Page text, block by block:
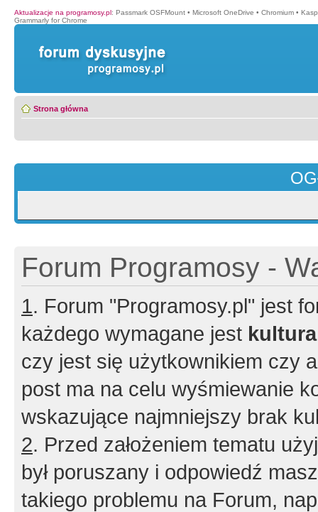
Aktualizacje na programosy.pl: Passmark OSFMount • Microsoft OneDrive • Chromium •
Grammarly for Chrome
Strona główna
Forum Programosy -
1. Forum "Programosy.pl" jest
każdego wymagane jest
czy jest się użytkownikiem czy
post ma na celu wyśmiewanie
wskazujące najmniejszy brak
2. Przed założeniem tematu
był poruszany i odpowiedź
takiego problemu na Forum,